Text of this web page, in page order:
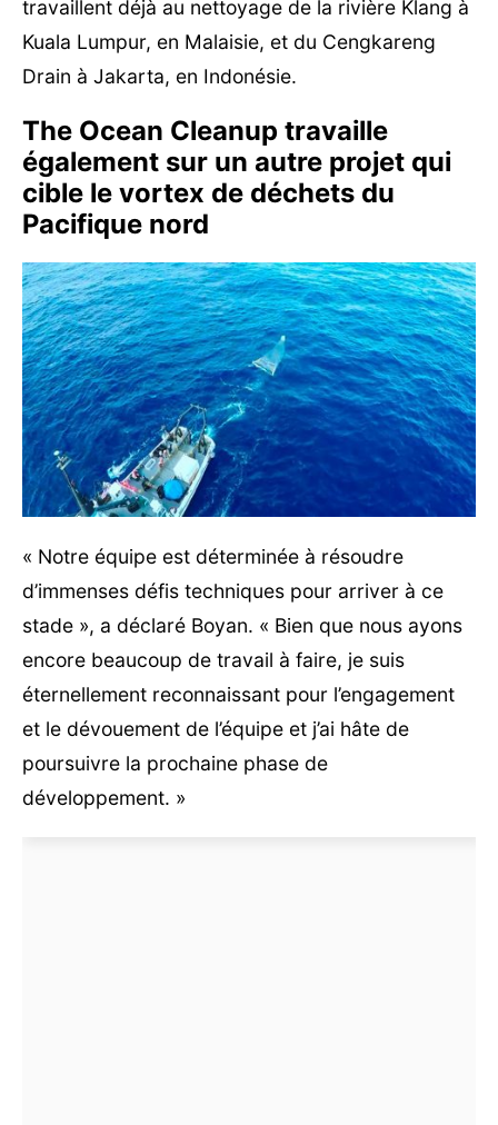
travaillent déjà au nettoyage de la rivière Klang à
Kuala Lumpur, en Malaisie, et du Cengkareng
Drain à Jakarta, en Indonésie.
The Ocean Cleanup travaille
également sur un autre projet qui
cible le vortex de déchets du
Pacifique nord
« Notre équipe est déterminée à résoudre
d’immenses défis techniques pour arriver à ce
stade », a déclaré Boyan. « Bien que nous ayons
encore beaucoup de travail à faire, je suis
éternellement reconnaissant pour l’engagement
et le dévouement de l’équipe et j’ai hâte de
poursuivre la prochaine phase de
développement. »